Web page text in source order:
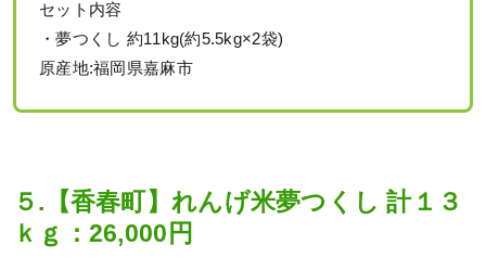
セット内容
・夢つくし 約11kg(約5.5kg×2袋)
原産地:福岡県嘉麻市
５.【香春町】れんげ米夢つくし 計１３
ｋｇ：26,000円